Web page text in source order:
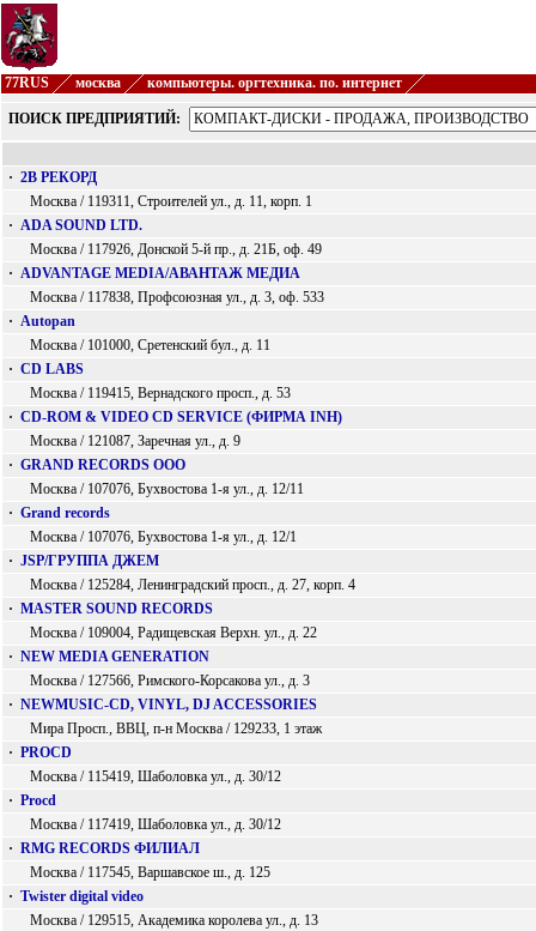
77RUS москва компьютеры. оргтехника. по. интернет
ПОИСК ПРЕДПРИЯТИЙ:
· 2В РЕКОРД
Москва / 119311, Строителей ул., д. 11, корп. 1
· ADA SOUND LTD.
Москва / 117926, Донской 5-й пр., д. 21Б, оф. 49
· ADVANTAGE MEDIA/АВАНТАЖ МЕДИА
Москва / 117838, Профсоюзная ул., д. 3, оф. 533
· Autopan
Москва / 101000, Сретенский бул., д. 11
· CD LABS
Москва / 119415, Вернадского просп., д. 53
· CD-ROM & VIDEO CD SERVICE (ФИРМА INH)
Москва / 121087, Заречная ул., д. 9
· GRAND RECORDS ООО
Москва / 107076, Бухвостова 1-я ул., д. 12/11
· Grand records
Москва / 107076, Бухвостова 1-я ул., д. 12/1
· JSP/ГРУППА ДЖЕМ
Москва / 125284, Ленинградский просп., д. 27, корп. 4
· MASTER SOUND RECORDS
Москва / 109004, Радищевская Верхн. ул., д. 22
· NEW MEDIA GENERATION
Москва / 127566, Римского-Корсакова ул., д. 3
· NEWMUSIC-CD, VINYL, DJ ACCESSORIES
Мира Просп., ВВЦ, п-н Москва / 129233, 1 этаж
· PROCD
Москва / 115419, Шаболовка ул., д. 30/12
· Procd
Москва / 117419, Шаболовка ул., д. 30/12
· RMG RECORDS ФИЛИАЛ
Москва / 117545, Варшавское ш., д. 125
· Twister digital video
Москва / 129515, Академика королева ул., д. 13